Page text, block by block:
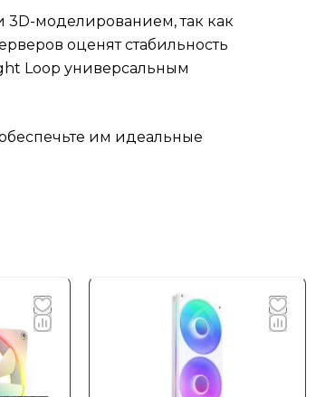
3D-моделированием, так как
оценят стабильность
Loop универсальным
им идеальные